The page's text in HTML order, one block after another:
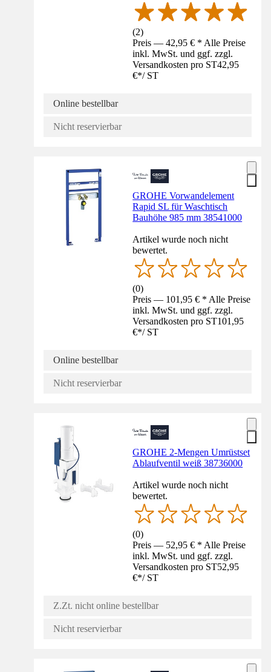
(2)
Preis — 42,95 € * Alle Preise
inkl. MwSt. und ggf. zzgl.
Versandkosten pro ST42,95
€*/ ST
Online bestellbar
Nicht reservierbar
GROHE Vorwandelement
Rapid SL für Waschtisch
Bauhöhe 985 mm 38541000
Artikel wurde noch nicht
bewertet.
(0)
Preis — 101,95 € * Alle Preise
inkl. MwSt. und ggf. zzgl.
Versandkosten pro ST101,95
€*/ ST
Online bestellbar
Nicht reservierbar
GROHE 2-Mengen Umrüstset
Ablaufventil weiß 38736000
Artikel wurde noch nicht
bewertet.
(0)
Preis — 52,95 € * Alle Preise
inkl. MwSt. und ggf. zzgl.
Versandkosten pro ST52,95
€*/ ST
Z.Zt. nicht online bestellbar
Nicht reservierbar